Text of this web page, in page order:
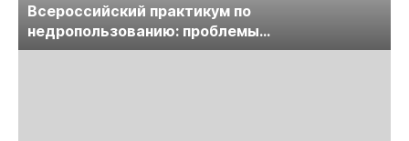
Всероссийский практикум по
недропользованию: проблемы
лицензирования, цифровизации, экспертизы